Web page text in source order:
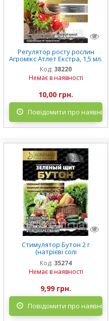
Регулятор росту рослин
Агромікс Атлет Екстра, 1,5 мл.
Код: 38220
Немає в наявності
10,00 грн.
Повідомити про наявність
Стимулятор Бутон 2 г
(натрієві солі
гиббереллиновых кислот 20
г/кг) ТМ Зелений щит,
Agromaxi
Код: 35274
Немає в наявності
9,99 грн.
Повідомити про наявність